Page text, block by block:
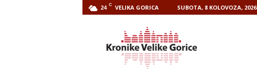
24 C VELIKA GORICA SUBOTA, 8 KOLOVOZA, 2026